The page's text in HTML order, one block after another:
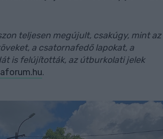
teljesen megújult, csakúgy, mint az
a csatornafedő lapokat, a
is felújították, az útburkolati jelek
.